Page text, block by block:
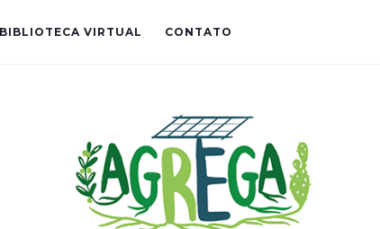
BIBLIOTECA VIRTUAL CONTATO